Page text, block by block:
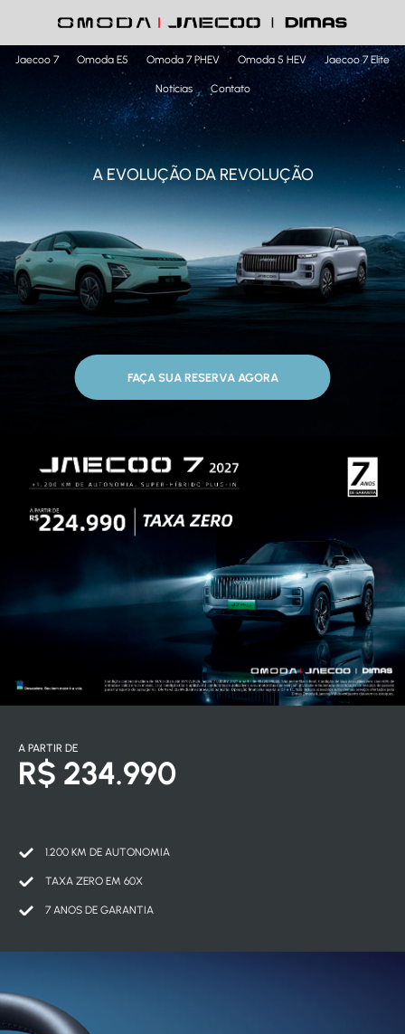
Jaecoo 7 Omoda E5 Omoda 7 PHEV Omoda 5 HEV Jaecoo 7 Elite
Notícias Contato
A EVOLUÇÃO DA REVOLUÇÃO
FAÇA SUA RESERVA AGORA
A PARTIR DE
R$ 234.990
1.200 KM DE AUTONOMIA
TAXA ZERO EM 60X
7 ANOS DE GARANTIA